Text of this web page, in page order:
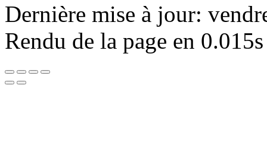
Dernière mise à jour:
Rendu de la page en 0.015s